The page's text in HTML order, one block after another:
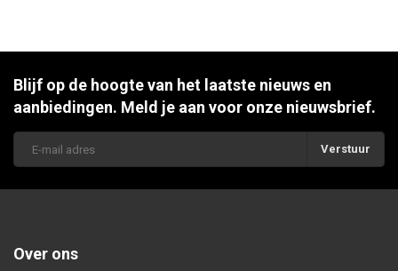
Blijf op de hoogte van het laatste nieuws en
aanbiedingen. Meld je aan voor onze nieuwsbrief.
Verstuur
Over ons